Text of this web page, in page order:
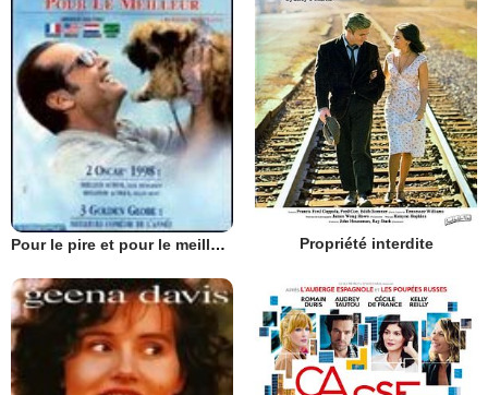
Pour le pire et pour le meilleur Propriété interdite